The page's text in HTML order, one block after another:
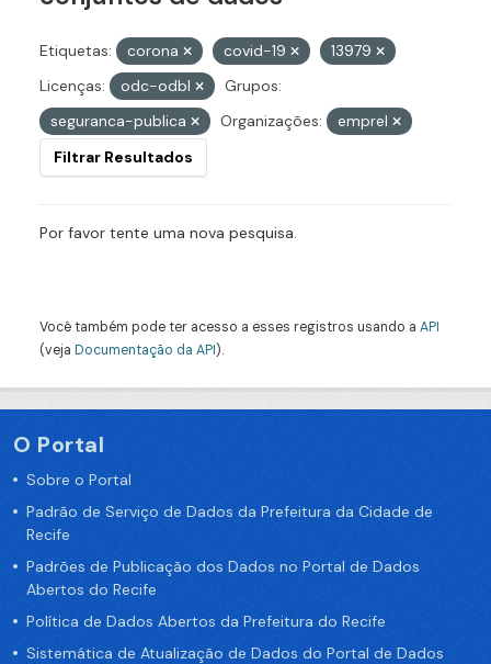
Etiquetas: corona covid-19
13979
Licenças:
odc-odbl
Grupos:
seguranca-publica
Organizações:
emprel
Filtrar Resultados
Por favor tente uma nova pesquisa.
Você também pode ter acesso a esses registros usando a API
(veja Documentação da API).
O Portal
Sobre o Portal
Padrão de Serviço de Dados da Prefeitura da Cidade de
Recife
Padrões de Publicação dos Dados no Portal de Dados
Abertos do Recife
Política de Dados Abertos da Prefeitura do Recife
Sistemática de Atualização de Dados do Portal de Dados